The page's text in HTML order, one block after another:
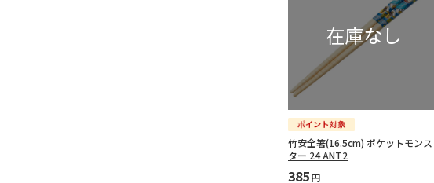
竹安全箸(16.5cm) ポケットモンス
ター 24 ANT2
385円